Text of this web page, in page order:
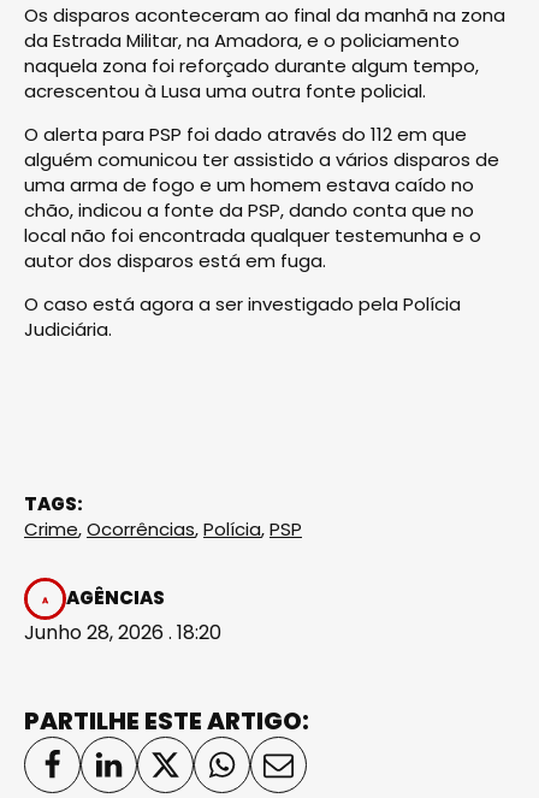
Os disparos aconteceram ao final da manhã na zona
da Estrada Militar, na Amadora, e o policiamento
naquela zona foi reforçado durante algum tempo,
acrescentou à Lusa uma outra fonte policial.
O alerta para PSP foi dado através do 112 em que
alguém comunicou ter assistido a vários disparos de
uma arma de fogo e um homem estava caído no
chão, indicou a fonte da PSP, dando conta que no
local não foi encontrada qualquer testemunha e o
autor dos disparos está em fuga.
O caso está agora a ser investigado pela Polícia
Judiciária.
TAGS:
Crime,Ocorrências,Polícia,PSP
AGÊNCIAS
Junho 28, 2026 . 18:20
PARTILHE ESTE ARTIGO: